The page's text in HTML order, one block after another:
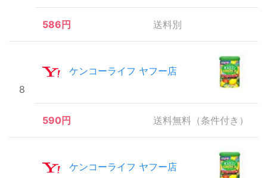
586円 送料別
8
ケンコーライフ ヤフー店
590円 送料無料（条件付き）
ケンコーライフ ヤフー店